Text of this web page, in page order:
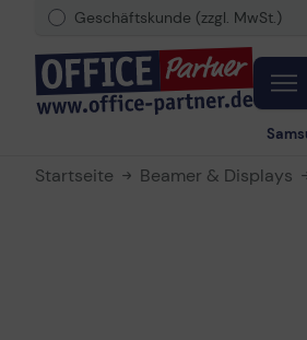
Geschäftskunde (zzgl. MwSt.)
Startseite Beamer & Displays